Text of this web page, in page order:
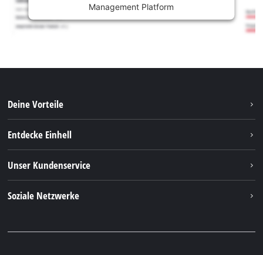
Management Platform
Deine Vorteile
Entdecke Einhell
Einhell Germany AG
Unser Kundenservice
Soziale Netzwerke